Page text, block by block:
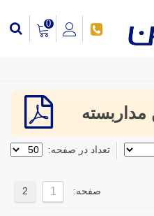
0
تعداد در صفحه:
صفحه: 2